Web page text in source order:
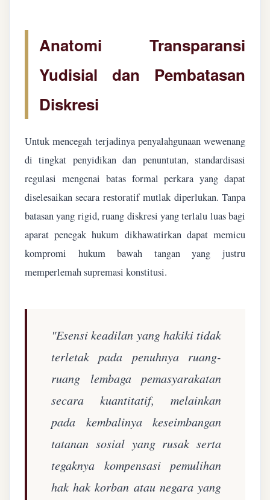
Anatomi Transparansi
Yudisial dan Pembatasan
Diskresi
Untuk mencegah terjadinya penyalahgunaan wewenang
di tingkat penyidikan dan penuntutan, standardisasi
regulasi mengenai batas formal perkara yang dapat
diselesaikan secara restoratif mutlak diperlukan. Tanpa
batasan yang rigid, ruang diskresi yang terlalu luas bagi
aparat penegak hukum dikhawatirkan dapat memicu
kompromi hukum bawah tangan yang justru
memperlemah supremasi konstitusi.
"Esensi keadilan yang hakiki tidak
terletak pada penuhnya ruang-
ruang lembaga pemasyarakatan
secara kuantitatif, melainkan
pada kembalinya keseimbangan
tatanan sosial yang rusak serta
tegaknya kompensasi pemulihan
hak hak korban atau negara yang